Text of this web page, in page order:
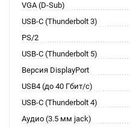
VGA (D-Sub)
USB-C (Thunderbolt 3)
PS/2
USB-C (Thunderbolt 5)
Версия DisplayPort
USB4 (до 40 Гбит/с)
USB-C (Thunderbolt 4)
Аудио (3.5 мм jack)